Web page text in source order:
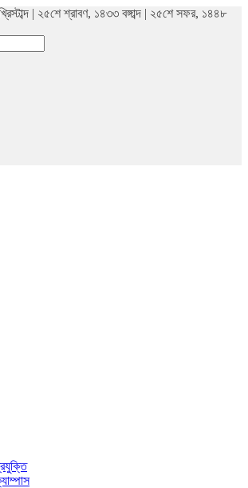
| ২৫শে শ্রাবণ, ১৪৩৩ বঙ্গাব্দ | ২৫শে সফর, ১৪৪৮